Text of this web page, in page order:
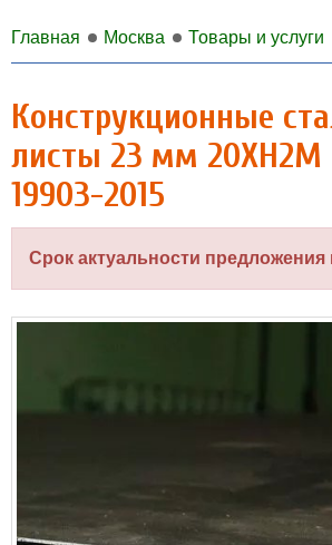
Главная Москва Товары и услуги
Конструкционные
листы 23 мм 20ХН2М
19903-2015
Срок актуальности предложения